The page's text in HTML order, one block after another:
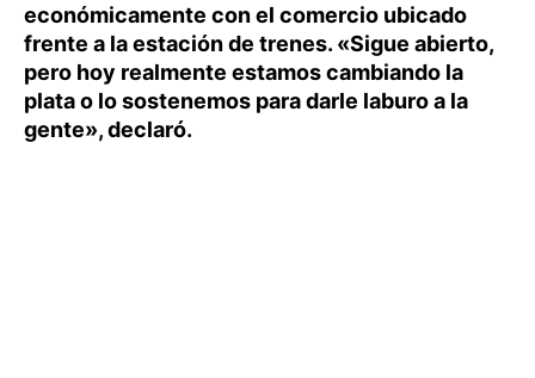
económicamente con el comercio ubicado
frente a la estación de trenes. «Sigue abierto,
pero hoy realmente estamos cambiando la
plata o lo sostenemos para darle laburo a la
gente», declaró.